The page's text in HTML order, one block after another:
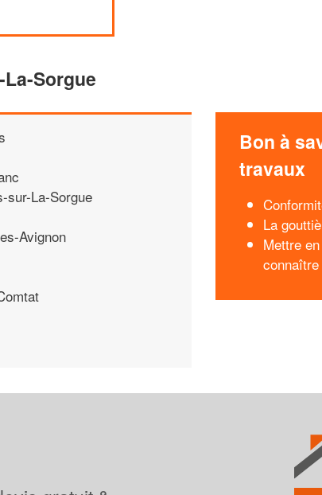
Sorgue
sur-La-Sorgue
Avignon
Bon à
travaux
La
Mettre